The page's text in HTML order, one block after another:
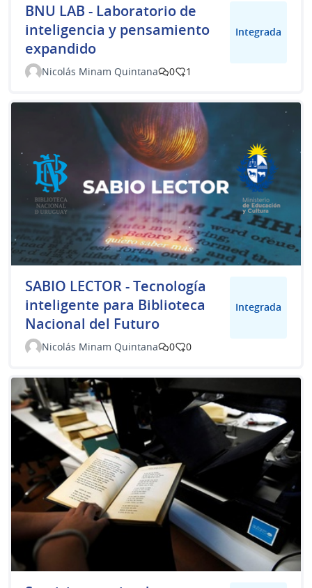
BNU LAB - Laboratorio de
inteligencia y pensamiento
expandido
Integrada
Nicolás Minam Quintana 0 1
SABIO LECTOR - Tecnología
inteligente para Biblioteca
Nacional del Futuro
Integrada
Nicolás Minam Quintana 0 0